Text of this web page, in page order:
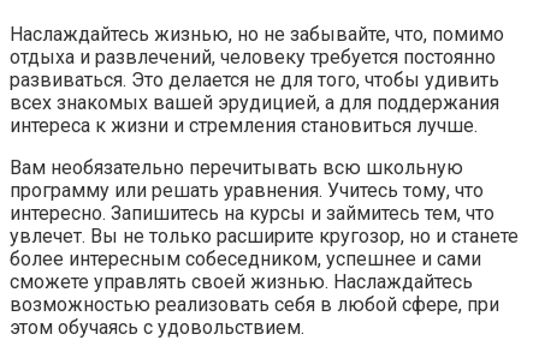
Наслаждайтесь жизнью, но не забывайте, что, помимо
отдыха и развлечений, человеку требуется постоянно
развиваться. Это делается не для того, чтобы удивить
всех знакомых вашей эрудицией, а для поддержания
интереса к жизни и стремления становиться лучше.
Вам необязательно перечитывать всю школьную
программу или решать уравнения. Учитесь тому, что
интересно. Запишитесь на курсы и займитесь тем, что
увлечет. Вы не только расширите кругозор, но и станете
более интересным собеседником, успешнее и сами
сможете управлять своей жизнью. Наслаждайтесь
возможностью реализовать себя в любой сфере, при
этом обучаясь с удовольствием.